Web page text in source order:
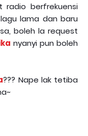
radio berfrekuensi
lama dan baru
boleh la request
nyanyi pun boleh
??? Nape lak tetiba